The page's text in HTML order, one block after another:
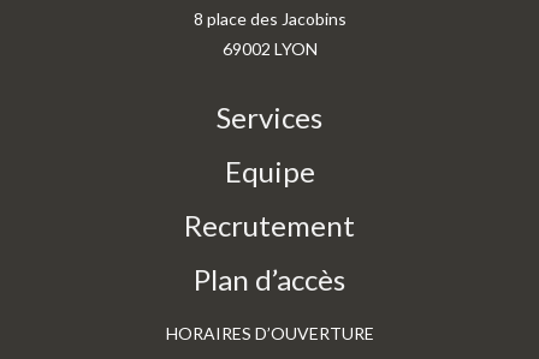
8 place des Jacobins
69002 LYON
Services
Equipe
Recrutement
Plan d’accès
HORAIRES D’OUVERTURE